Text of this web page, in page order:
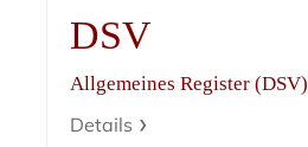
DSV
Allgemeines Register (DSV)
Details